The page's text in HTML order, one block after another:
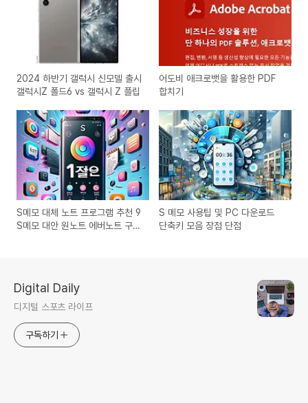
2024 하반기 갤럭시 신모델 출시
갤럭시Z 폴드6 vs 갤럭시 Z 플립
어도비 애크로뱃을 활용한 PDF
합치기
S메모 대체 노트 프로그램 추천 9
S메모 대안 원노트 에버노트 구글
S 메모 사용팁 및 PC 다운로드
단축키 모음 장점 단점
Digital Daily
디지털 스포츠 라이프
구독하기